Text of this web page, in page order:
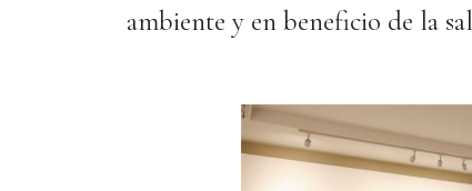
ambiente y en beneficio de la